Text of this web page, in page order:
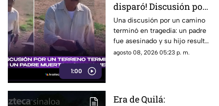
1:00
disparó! Discusión por
un terreno termina con
un padre muerto y su
hijo herido
Una discusión por un camino
terminó en tragedia: un padre
fue asesinado y su hijo resultó
herido.
agosto 08, 2026 05:23 p. m.
Era de Quilá: